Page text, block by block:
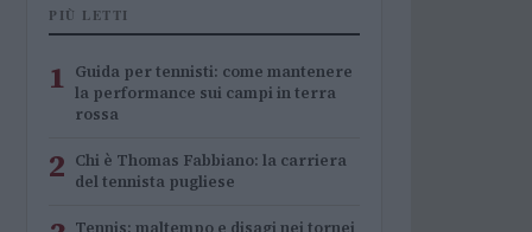
PIÙ LETTI
1 Guida per tennisti: come mantenere
la performance sui campi in terra
rossa
2 Chi è Thomas Fabbiano: la carriera
del tennista pugliese
Tennis: maltempo e disagi nei tornei